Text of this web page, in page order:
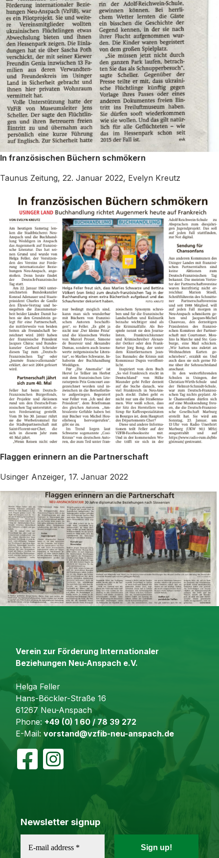
In französischen Büchern schmökern
Taunus Zeitung, 22. Januar 2022, Evelyn Kreutz
Flaggen erinnern an die Partnerschaft
Usinger Anzeiger, 17. Januar 2022
Verein zur Förderung Internationaler
Beziehungen Neu-Anspach e.V.
Helga Feller
Hans-Böckler-Straße 16
61267 Neu-Anspach
Phone: +49 (0) 1 60 / 78 39 272
E-Mail: vorstand@vzfib-neu-anspach.de
Newsletter signup